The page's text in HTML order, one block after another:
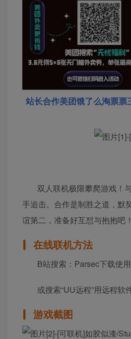
站长合作美团饿了么淘票
双人联机极限攀爬游戏！
手追击。合作是制胜之道，默
谊第二，准备好互怼与抱抱吧！
在线联机方法
B站搜索：Parsec下载使
或搜索“UU远程”用远程软
游戏截图